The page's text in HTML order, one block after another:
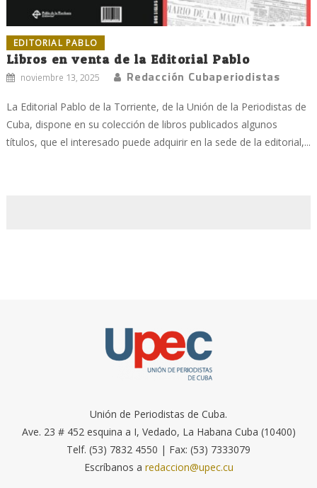
EDITORIAL PABLO
Libros en venta de la Editorial Pablo
noviembre 13, 2025 Redacción Cubaperiodistas
La Editorial Pablo de la Torriente, de la Unión de la Periodistas de
Cuba, dispone en su colección de libros publicados algunos
títulos, que el interesado puede adquirir en la sede de la editorial,...
Unión de Periodistas de Cuba.
Ave. 23 # 452 esquina a I, Vedado, La Habana Cuba (10400)
Telf. (53) 7832 4550 | Fax: (53) 7333079
Escríbanos a redaccion@upec.cu